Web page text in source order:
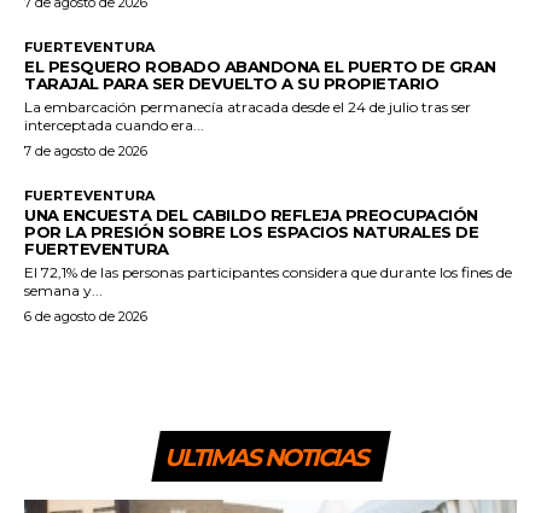
FUERTEVENTURA
EL PESQUERO ROBADO ABANDONA EL PUERTO DE GRAN
TARAJAL PARA SER DEVUELTO A SU PROPIETARIO
La embarcación permanecía atracada desde el 24 de julio tras ser
interceptada cuando era...
7 de agosto de 2026
FUERTEVENTURA
UNA ENCUESTA DEL CABILDO REFLEJA PREOCUPACIÓN
POR LA PRESIÓN SOBRE LOS ESPACIOS NATURALES DE
FUERTEVENTURA
El 72,1% de las personas participantes considera que durante los fines de
semana y...
6 de agosto de 2026
ULTIMAS NOTICIAS